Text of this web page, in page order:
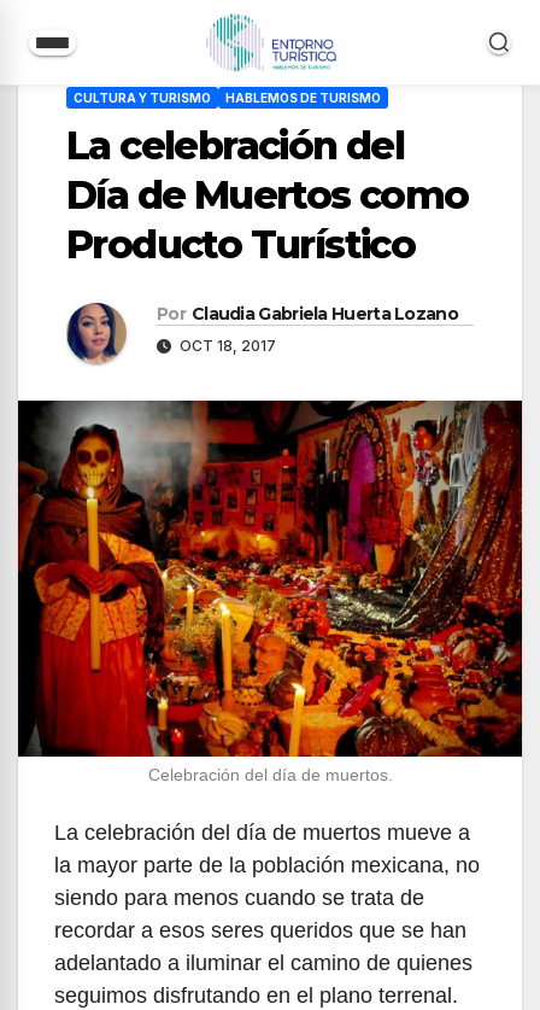
CULTURA Y TURISMO HABLEMOS DE TURISMO
La celebración del
Día de Muertos como
Producto Turístico
Por Claudia Gabriela Huerta Lozano
OCT 18, 2017
Celebración del día de muertos.
La celebración del día de muertos mueve a
la mayor parte de la población mexicana, no
siendo para menos cuando se trata de
recordar a esos seres queridos que se han
adelantado a iluminar el camino de quienes
seguimos disfrutando en el plano terrenal.